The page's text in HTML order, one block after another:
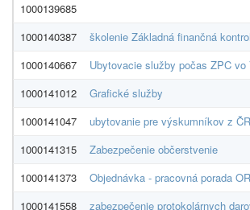
1000139685
1000140387
školenie Základná finančná
1000140667
Ubytovacie služby počas ZPC vo
1000141012
Grafické služby
1000141047
ubytovanie pre výskumníkov z
1000141315
Zabezpečenie občerstvenie
1000141373
Objednávka - pracovná porada
1000141558
zabezpečenie protokolárnych